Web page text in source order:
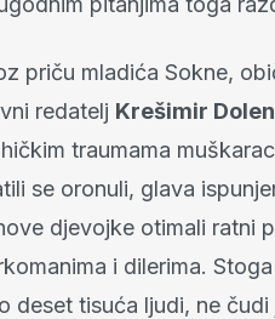
priču mladića Sokne,
redatelj Krešimir
traumama
se oronuli, glava
djevojke otimali ratni
i dilerima.
deset tisuća ljudi, ne